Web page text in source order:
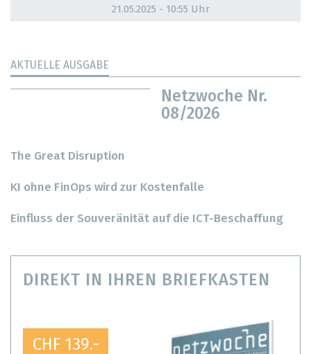
21.05.2025 - 10:55 Uhr
AKTUELLE AUSGABE
Netzwoche Nr.
08/2026
The Great Disruption
KI ohne FinOps wird zur Kostenfalle
Einfluss der Souveränität auf die ICT-Beschaffung
DIREKT IN IHREN BRIEFKASTEN
CHF 139.-